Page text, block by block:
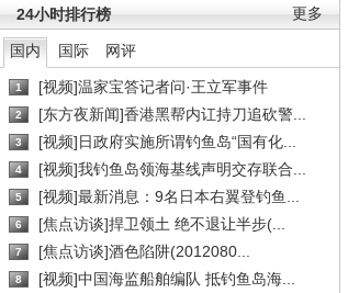
更多
24小时排行榜
国内 国际 网评
1 [视频]温家宝答记者问·王立军事件
2 [东方夜新闻]香港黑帮内讧持刀追砍警...
3 [视频]日政府实施所谓钓鱼岛“国有化...
4 [视频]我钓鱼岛领海基线声明交存联合...
5 [视频]最新消息：9名日本右翼登钓鱼...
6 [焦点访谈]捍卫领土 绝不退让半步(...
7 [焦点访谈]酒色陷阱(2012080...
8 [视频]中国海监船舶编队 抵钓鱼岛海...